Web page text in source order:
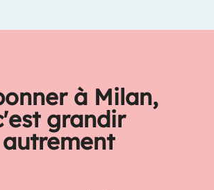
à Milan,
grandir
autrement